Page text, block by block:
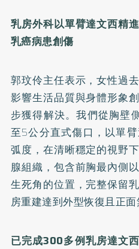
乳房外科以單臂達文西精
乳癌病患創傷
郭玟伶主任表示，女性過
影響生活品質與身體形象
步獲得解決。我們從胸壁
至5公分直式傷口，以單
弧度，在清晰穩定的視野
腺組織，包含前胸最內側
生死角的位置，完整保留
房重建達到外型恢復且正面
已完成300多例乳房達文